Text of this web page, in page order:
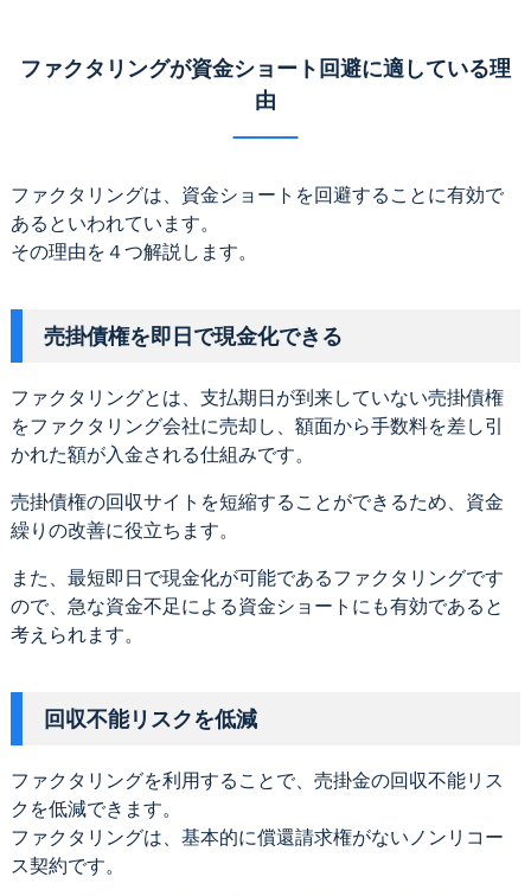
ファクタリングが資金ショート回避に適している理
由
ファクタリングは、資金ショートを回避することに有効で
あるといわれています。
その理由を４つ解説します。
売掛債権を即日で現金化できる
ファクタリングとは、支払期日が到来していない売掛債権
をファクタリング会社に売却し、額面から手数料を差し引
かれた額が入金される仕組みです。
売掛債権の回収サイトを短縮することができるため、資金
繰りの改善に役立ちます。
また、最短即日で現金化が可能であるファクタリングです
ので、急な資金不足による資金ショートにも有効であると
考えられます。
回収不能リスクを低減
ファクタリングを利用することで、売掛金の回収不能リス
クを低減できます。
ファクタリングは、基本的に償還請求権がないノンリコー
ス契約です。